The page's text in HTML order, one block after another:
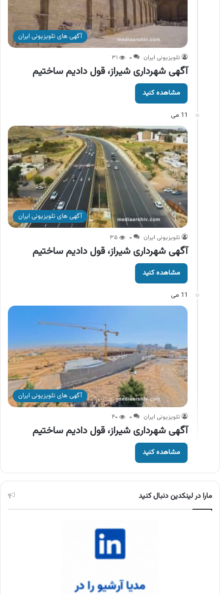
آگهی های تلویزیونی ایران
تلویزیونی ایران ۰ ۳۱
آگهی شهرداری شیراز، قول دادیم ساختیم
مشاهده کنید
11 می
آگهی های تلویزیونی ایران
تلویزیونی ایران ۰ ۳۵
آگهی شهرداری شیراز، قول دادیم ساختیم
مشاهده کنید
11 می
آگهی های تلویزیونی ایران
تلویزیونی ایران ۰ ۴۰
آگهی شهرداری شیراز، قول دادیم ساختیم
مشاهده کنید
مارا در لینکدین دنبال کنید